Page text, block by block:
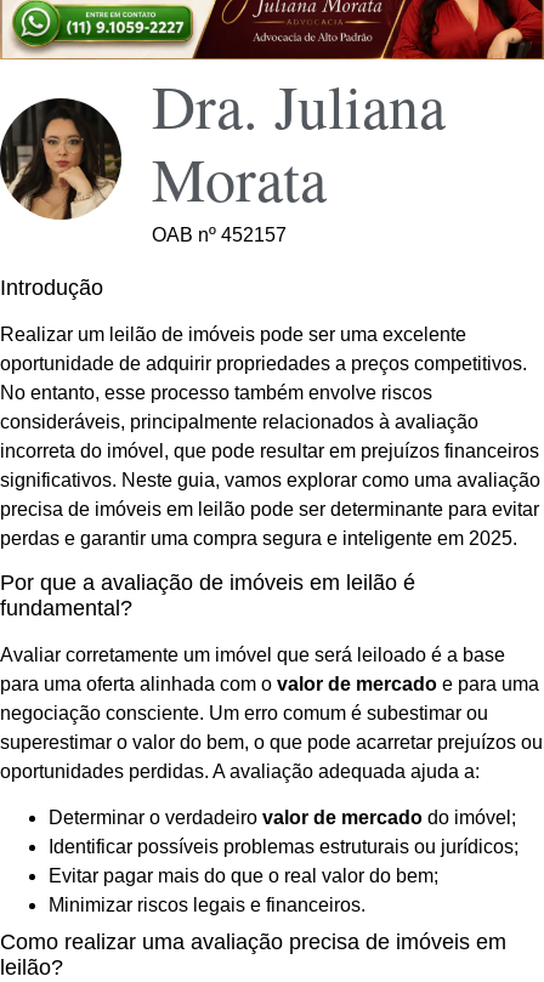
Dra. Juliana
Morata
OAB nº 452157
Introdução
Realizar um leilão de imóveis pode ser uma excelente
oportunidade de adquirir propriedades a preços competitivos.
No entanto, esse processo também envolve riscos
consideráveis, principalmente relacionados à avaliação
incorreta do imóvel, que pode resultar em prejuízos financeiros
significativos. Neste guia, vamos explorar como uma avaliação
precisa de imóveis em leilão pode ser determinante para evitar
perdas e garantir uma compra segura e inteligente em 2025.
Por que a avaliação de imóveis em leilão é
fundamental?
Avaliar corretamente um imóvel que será leiloado é a base
para uma oferta alinhada com o valor de mercado e para uma
negociação consciente. Um erro comum é subestimar ou
superestimar o valor do bem, o que pode acarretar prejuízos ou
oportunidades perdidas. A avaliação adequada ajuda a:
Determinar o verdadeiro valor de mercado do imóvel;
Identificar possíveis problemas estruturais ou jurídicos;
Evitar pagar mais do que o real valor do bem;
Minimizar riscos legais e financeiros.
Como realizar uma avaliação precisa de imóveis em
leilão?